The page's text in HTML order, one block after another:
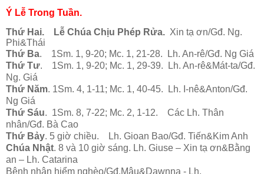
Ý Lễ Trong Tuần.
Thứ Hai.
Lễ Chúa Chịu Phép Rửa. Xin tạ ơn/Gđ. Ng.
Phi&Thái
Thứ Ba. 1Sm. 1, 9-20; Mc. 1, 21-28. Lh. An-rê/Gđ. Ng Giá
Thứ Tư. 1Sm. 1, 9-20; Mc. 1, 29-39. Lh. An-rê&Mát-ta/Gđ.
Ng. Giá
Thứ Năm. 1Sm. 4, 1-11; Mc. 1, 40-45. Lh. I-nê&Anton/Gđ.
Ng Giá
Thứ Sáu. 1Sm. 8, 7-22; Mc. 2, 1-12. Các Lh. Thân
nhân/Gđ. Bà Cao
Thứ Bảy. 5 giờ chiều. Lh. Gioan Bao/Gđ. Tiến&Kim Anh
Chúa Nhật. 8 và 10 giờ sáng. Lh. Giuse – Xin tạ ơn&Bằng
an – Lh. Catarina
Bệnh nhân hiểm nghèo/Gđ.Mậu&Dawnna - Lh.